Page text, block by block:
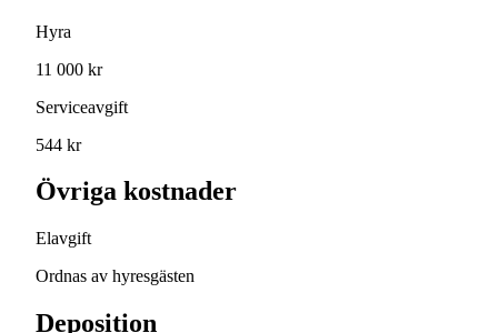
Hyra
11 000 kr
Serviceavgift
544 kr
Övriga kostnader
Elavgift
Ordnas av hyresgästen
Deposition